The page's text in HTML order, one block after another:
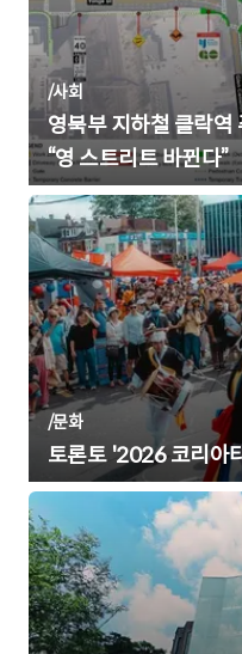
/사회
영북부 지하철 클락역
“영 스트리트 바뀐다”
/문화
토론토 '2026 코리아